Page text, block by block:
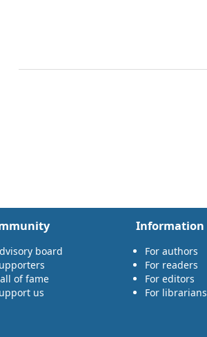
board
of fame
us
Information
For authors
For readers
For editors
For librarians